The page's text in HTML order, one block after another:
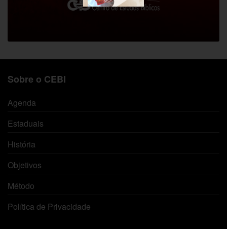
Sobre o CEBI
Agenda
Estaduais
História
Objetivos
Método
Política de Privacidade